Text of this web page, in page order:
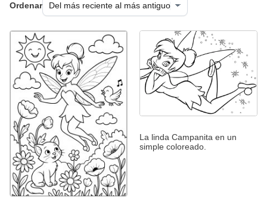
Ordenar
La linda Campanita en un
simple coloreado.